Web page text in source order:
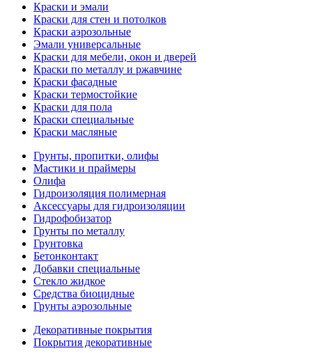
Краски и эмали
Краски для стен и потолков
Краски аэрозольные
Эмали универсальные
Краски для мебели, окон и дверей
Краски по металлу и ржавчине
Краски фасадные
Краски термостойкие
Краски для пола
Краски специальные
Краски масляные
Грунты, пропитки, олифы
Мастики и праймеры
Олифа
Гидроизоляция полимерная
Аксессуары для гидроизоляции
Гидрофобизатор
Грунты по металлу
Грунтовка
Бетонконтакт
Добавки специальные
Стекло жидкое
Средства биоцидные
Грунты аэрозольные
Декоративные покрытия
Покрытия декоративные